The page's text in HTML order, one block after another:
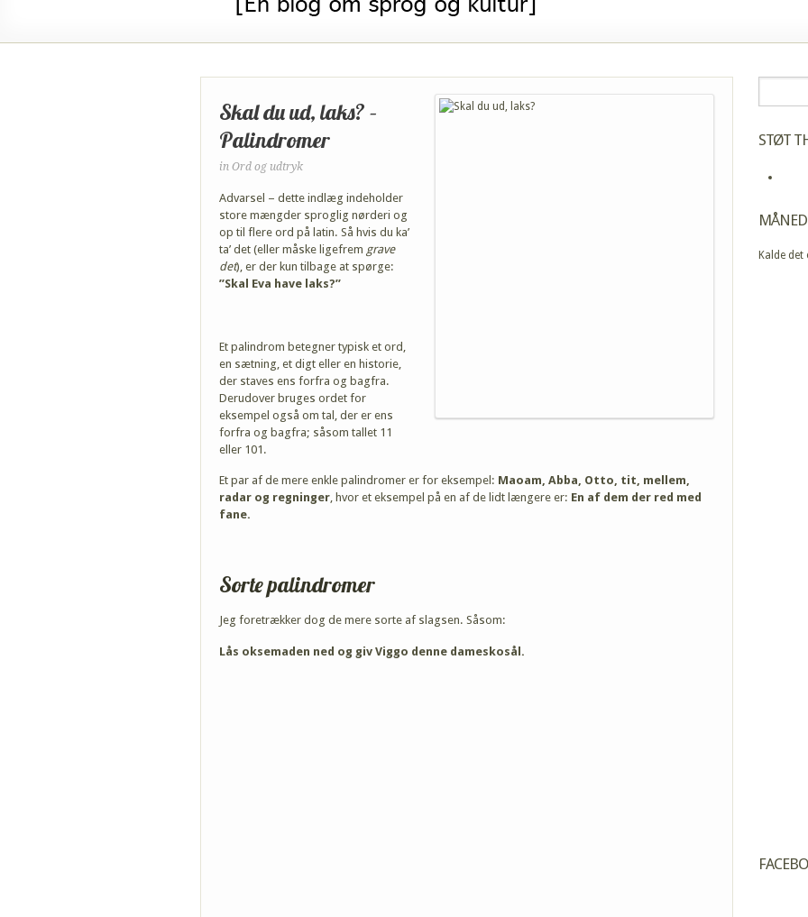
Skal du ud, laks? –
Palindromer
in Ord og udtryk
Advarsel – dette indlæg indeholder
store mængder sproglig nørderi og
op til flere ord på latin. Så hvis du ka’
ta’ det (eller måske ligefrem grave
det), er der kun tilbage at spørge:
”Skal Eva have laks?”
Et palindrom betegner typisk et ord,
en sætning, et digt eller en historie,
der staves ens forfra og bagfra.
Derudover bruges ordet for
eksempel også om tal, der er ens
forfra og bagfra; såsom tallet 11
eller 101.
Et par af de mere enkle palindromer er for eksempel: Maoam, Abba, Otto, tit, mellem,
radar og regninger, hvor et eksempel på en af de lidt længere er: En af dem der red med
fane.
Sorte palindromer
Jeg foretrækker dog de mere sorte af slagsen. Såsom:
Lås oksemaden ned og giv Viggo denne dameskosål.
STØT
Kalde det